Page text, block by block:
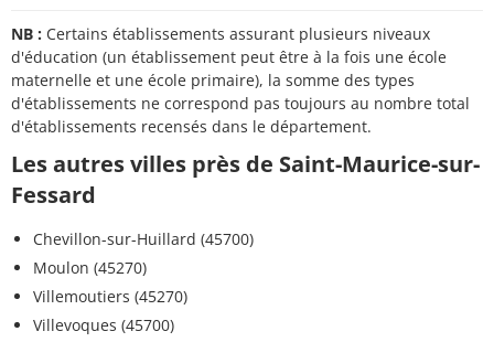
NB : Certains établissements assurant plusieurs niveaux
d'éducation (un établissement peut être à la fois une école
maternelle et une école primaire), la somme des types
d'établissements ne correspond pas toujours au nombre total
d'établissements recensés dans le département.
Les autres villes près de Saint-Maurice-sur-
Fessard
Chevillon-sur-Huillard (45700)
Moulon (45270)
Villemoutiers (45270)
Villevoques (45700)